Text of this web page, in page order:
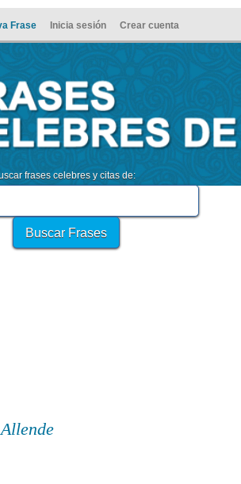
Frase Inicia sesión Crear cuenta
frases celebres y citas de: